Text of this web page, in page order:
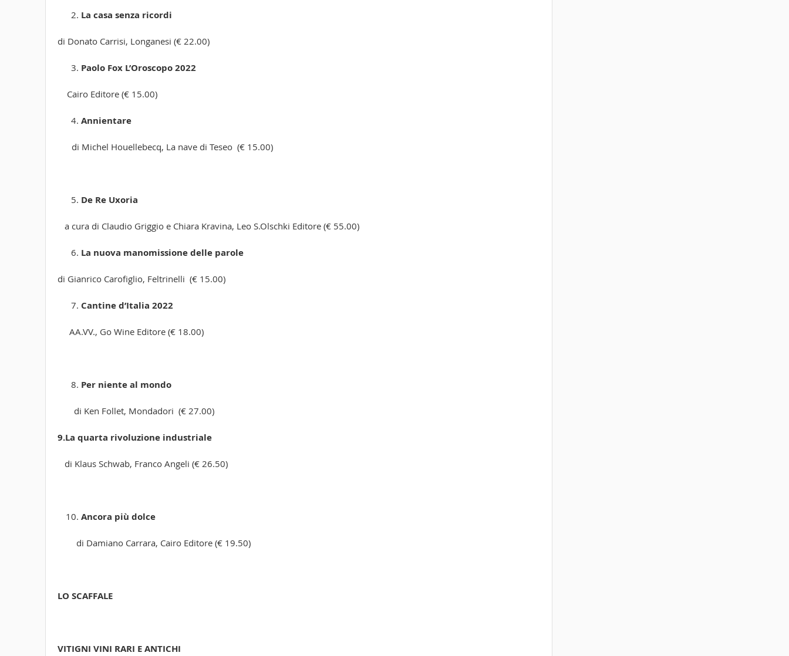
La casa senza ricordi
di Donato Carrisi, Longanesi (€ 22.00)
Paolo Fox L’Oroscopo 2022
Cairo Editore (€ 15.00)
Annientare
di Michel Houellebecq, La nave di Teseo (€ 15.00)
De Re Uxoria
a cura di Claudio Griggio e Chiara Kravina, Leo S.Olschki Editore (€ 55.00)
La nuova manomissione delle parole
di Gianrico Carofiglio, Feltrinelli (€ 15.00)
Cantine d’Italia 2022
AA.VV., Go Wine Editore (€ 18.00)
Per niente al mondo
di Ken Follet, Mondadori (€ 27.00)
9.La quarta rivoluzione industriale
di Klaus Schwab, Franco Angeli (€ 26.50)
Ancora più dolce
di Damiano Carrara, Cairo Editore (€ 19.50)
LO SCAFFALE
VITIGNI VINI RARI E ANTICHI